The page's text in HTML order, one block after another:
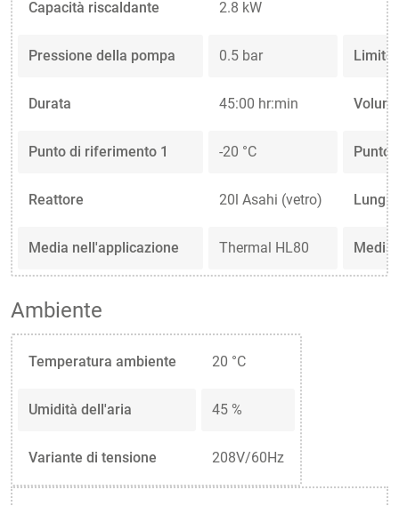
Capacità riscaldante 2.8 kW
Pressione della pompa 0.5 bar Limite
Durata 45:00 hr:min
Punto di riferimento 1 -20 °C Punto
Reattore 20l Asahi (vetro)
Media nell'applicazione Thermal HL80 Media
Ambiente
Temperatura ambiente 20 °C
Umidità dell'aria 45 %
Variante di tensione 208V/60Hz